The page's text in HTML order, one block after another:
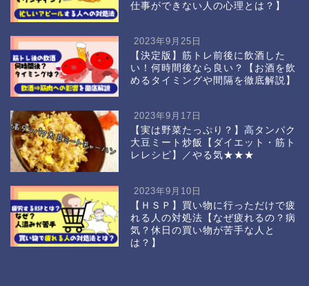
仕事ができない人の心理とは？】
2023年9月25日
【決定版】筋トレ前後に飲酒した
い！何時間後なら良い？【お酒を飲
めるタイミングや間隔を徹底解説】
2023年9月17日
【実は野菜たっぷり？】高タンパク
大豆ミート炒飯【ダイエット・筋ト
レレシピ】／やる気★★★
2023年9月10日
【ＨＳＰ】買い物に行っただけで疲
れる人の対処法【なぜ疲れるの？病
気？休日の買い物が苦手な人と
は？】